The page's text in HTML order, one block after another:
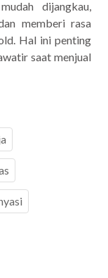
dijangkau,
memberi rasa
Hal ini penting
saat menjual